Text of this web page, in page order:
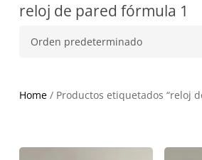
reloj de pared fórmula 1
Home/ Productos etiquetados “reloj